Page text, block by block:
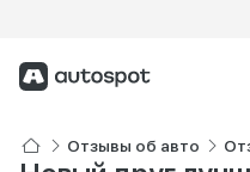
Отзывы об авто